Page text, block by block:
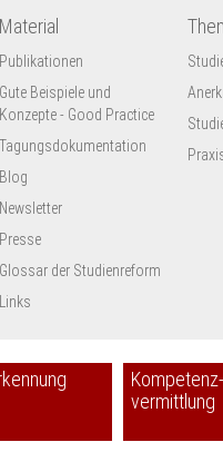
Material
Publikationen
Gute Beispiele und
Konzepte - Good Practice
Tagungsdokumentation
Blog
Newsletter
Presse
Glossar der Studienreform
Links
Kompetenz-
vermittlung